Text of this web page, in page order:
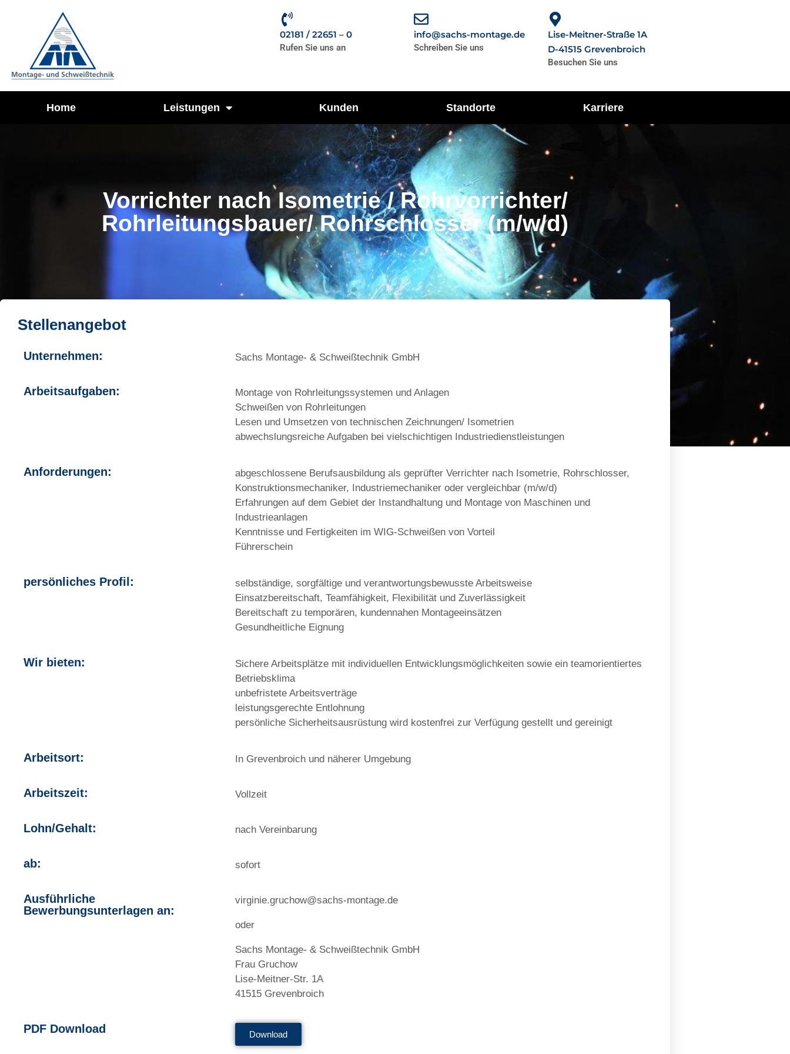
02181 / 22651 – 0
Rufen Sie uns an
info@sachs-montage.de
Schreiben Sie uns
Lise-Meitner-Straße 1A
D-41515 Grevenbroich
Besuchen Sie uns
Home Leistungen Kunden Standorte Karriere
​Vorrichter nach Isometrie / Rohrvorrichter/
Rohrleitungsbauer/ Rohrschlosser (m/w/d)
Stellenangebot
Unternehmen: Sachs Montage- & Schweißtechnik GmbH
Arbeitsaufgaben:
Montage von ​Rohrleitungssystemen und Anlagen
​Schweißen von Rohrleitungen
​Lesen und Umsetzen von technischen Zeichnungen/ Isometrien
abwechslungsreiche Aufgaben bei vielschichtigen Industriedienstleistungen
Anforderungen:
abgeschlossene Berufsausbildung als geprüfter Verrichter nach Isometrie, Rohrschlosser,
Konstruktionsmechaniker, Industriemechaniker oder vergleichbar (m/w/d)
Erfahrungen auf dem Gebiet der Instandhaltung und Montage von Maschinen und
Industrieanlagen
Kenntnisse und Fertigkeiten im WIG-Schweißen von Vorteil
Führerschein
persönliches Profil:
selbständige, sorgfältige und verantwortungsbewusste Arbeitsweise
Einsatzbereitschaft, Teamfähigkeit, Flexibilität und Zuverlässigkeit
Bereitschaft zu temporären, kundennahen Montageeinsätzen
​Gesundheitliche Eignung
Wir bieten:
Sichere Arbeitsplätze mit individuellen Entwicklungsmöglichkeiten sowie ein teamorientiertes
Betriebsklima
unbefristete Arbeitsverträge
leistungsgerechte Entlohnung
persönliche Sicherheitsausrüstung wird kostenfrei zur Verfügung gestellt und gereinigt
Arbeitsort: In Grevenbroich und näherer Umgebung
Arbeitszeit: Vollzeit
Lohn/Gehalt: nach Vereinbarung
ab: sofort
Ausführliche
Bewerbungsunterlagen an:
virginie.gruchow@sachs-montage.de
oder
Sachs Montage- & Schweißtechnik GmbH
Frau Gruchow
Lise-Meitner-Str. 1A
41515 Grevenbroich
PDF Download Download